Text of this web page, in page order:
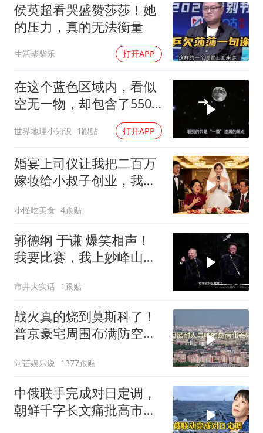
侯英超看哭盛赞莎莎！她
的压力，真的无法衡量
生活柴柴乐 打开APP
在这个蓝色区域内，看似
空无一物，却包含了5500
世界地理小知识 1跟贴 打开APP
婚宴上司仪让我把二百万
嫁妆给小叔子创业，我一
小怪吃美食 4跟贴
郭德纲 于谦 爆笑相声！
我要比赛，我上妙峰山干
祖庙
市井大实话 1跟贴
战火真的烧到莫斯科了！
普京豪宅周围布满防空
阿芒娱乐说 1377跟贴
中俄联手完成对日定调，
朝鲜千字长文痛批高市，